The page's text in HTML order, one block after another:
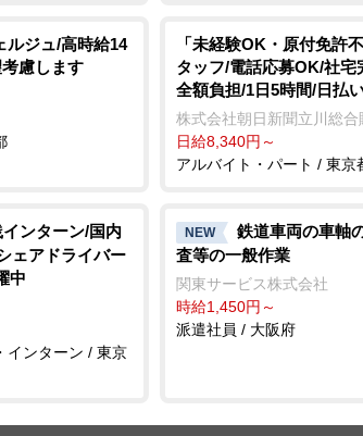
ルジュ/高時給14
慮します
「未経験OK・原付免許
タッフ/電話応募OK/社宅
全額負担/1日5時間/日払
株式会社朝日新聞立川総
日給8,340円～
アルバイト・パート / 東京
ンターン/国内
ェアドライバー
中
インターン / 東京
NEW
鉄道車両の車軸
査等の一般作業
関東サービス株式会社
時給1,450円～
派遣社員 / 大阪府